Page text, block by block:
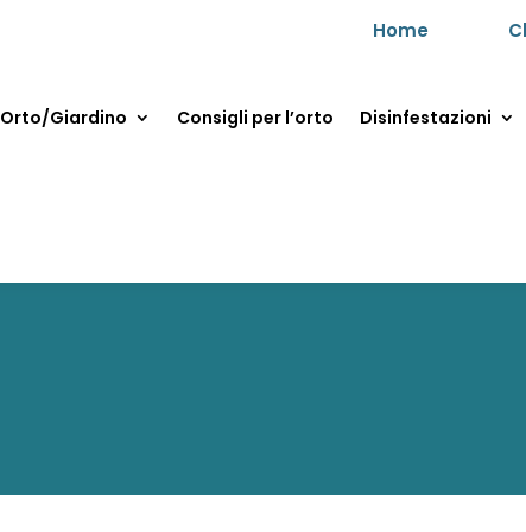
Home
Orto/Giardino Consigli per l’orto Disinfestazioni